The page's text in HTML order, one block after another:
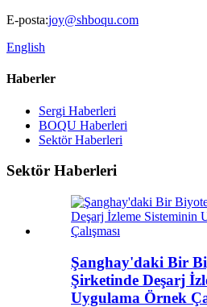
E-posta:joy@shboqu.com
English
Haberler
Sergi Haberleri
BOQU Haberleri
Sektör Haberleri
Sektör Haberleri
Şanghay'daki Bir
Şirketinde Deşarj
Uygulama Örnek